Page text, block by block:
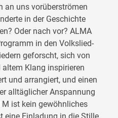
an uns vorüberströmen
in der Geschichte
Oder nach vor? ALMA
in den Volkslied-
geforscht, sich von
Klang inspirieren
und arrangiert, und einen
alltäglicher Anspannung
M ist kein gewöhnliches